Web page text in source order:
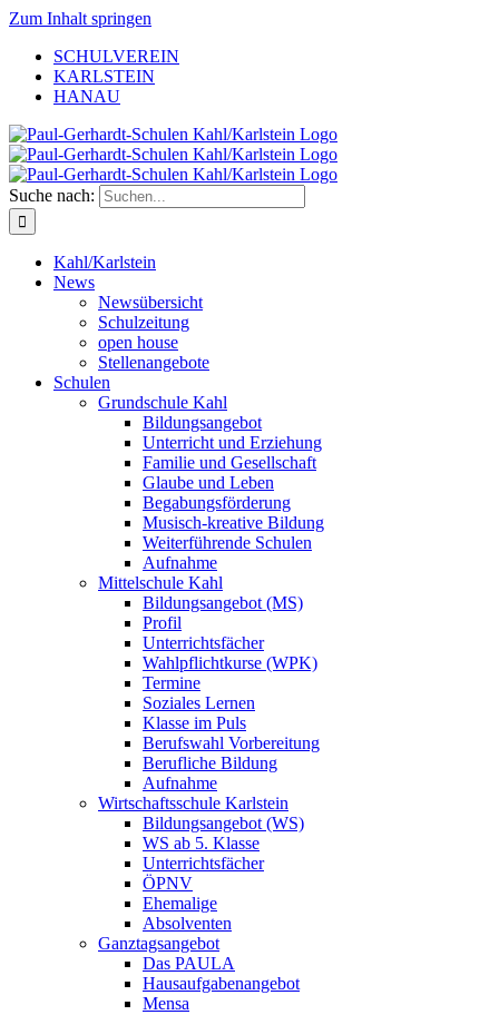
Zum Inhalt springen
SCHULVEREIN
KARLSTEIN
HANAU
Suche nach:
Kahl/Karlstein
News
Newsübersicht
Schulzeitung
open house
Stellenangebote
Schulen
Grundschule Kahl
Bildungsangebot
Unterricht und Erziehung
Familie und Gesellschaft
Glaube und Leben
Begabungsförderung
Musisch-kreative Bildung
Weiterführende Schulen
Aufnahme
Mittelschule Kahl
Bildungsangebot (MS)
Profil
Unterrichtsfächer
Wahlpflichtkurse (WPK)
Termine
Soziales Lernen
Klasse im Puls
Berufswahl Vorbereitung
Berufliche Bildung
Aufnahme
Wirtschaftsschule Karlstein
Bildungsangebot (WS)
WS ab 5. Klasse
Unterrichtsfächer
ÖPNV
Ehemalige
Absolventen
Ganztagsangebot
Das PAULA
Hausaufgabenangebot
Mensa